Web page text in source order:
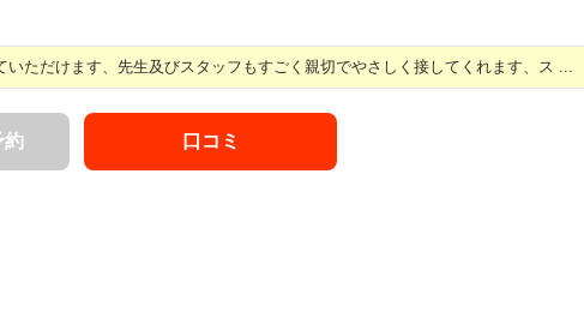
ただけます、先生及びスタッフもすごく親切でやさしく接してくれます、ス ...
約 口コミ